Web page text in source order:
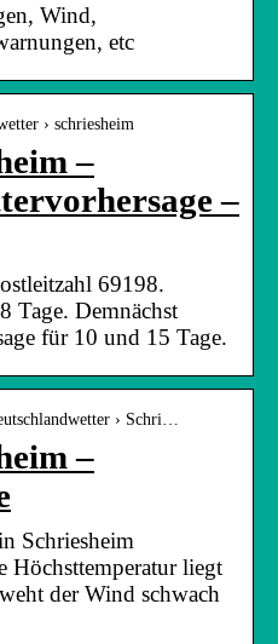
Wind,
etc
› schriesheim
–
–
69198.
Tage. Demnächst
für 10 und 15 Tage.
› Schri…
–
Schriesheim
Höchsttemperatur liegt
der Wind schwach